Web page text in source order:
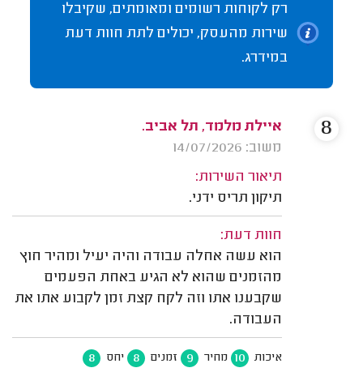
רק לקוחות רשומים ומאומתים, שקיבלו
שירות מהעסק, יכולים לתת חוות דעת
במידרג.
איילת מלמד, תל אביב.
משוב: 14/07/2026
תיאור השירות:
תיקון תריס ידני.
חוות דעת:
הוא עשה אחלה עבודה והיה יעיל ומהיר חוץ
מהזמנים שהוא לא הגיע באחת הפעמים
שקבענו אתו וזה לקח קצת זמן לקבוע אתו את
העבודה.
איכות 10 מחיר 9 זמנים 8 יחס 8
8